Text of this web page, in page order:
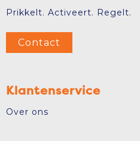
Prikkelt. Activeert. Regelt.
Contact
Klantenservice
Over ons